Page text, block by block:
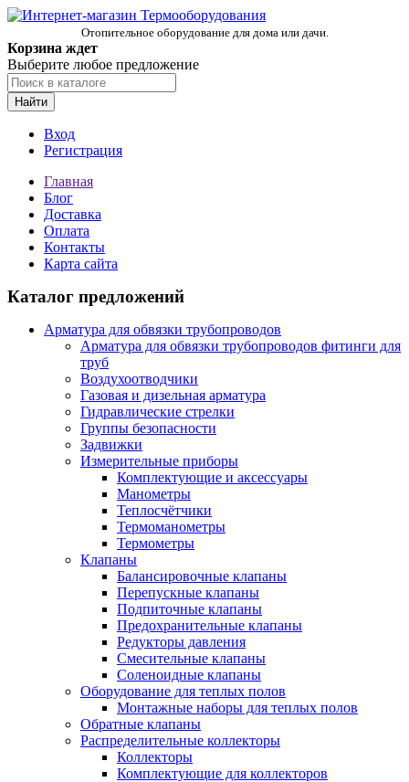
Отопительное оборудование для дома или дачи.
Корзина ждет
Выберите любое предложение
Найти
Вход
Регистрация
Главная
Блог
Доставка
Оплата
Контакты
Карта сайта
Каталог предложений
Арматура для обвязки трубопроводов
Арматура для обвязки трубопроводов фитинги для
труб
Воздухоотводчики
Газовая и дизельная арматура
Гидравлические стрелки
Группы безопасности
Задвижки
Измерительные приборы
Комплектующие и аксессуары
Манометры
Теплосчётчики
Термоманометры
Термометры
Клапаны
Балансировочные клапаны
Перепускные клапаны
Подпиточные клапаны
Предохранительные клапаны
Редукторы давления
Смесительные клапаны
Соленоидные клапаны
Оборудование для теплых полов
Монтажные наборы для теплых полов
Обратные клапаны
Распределительные коллекторы
Коллекторы
Комплектующие для коллекторов